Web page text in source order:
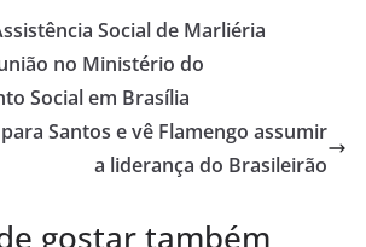
Social de Marliéria
no Ministério do
Social em Brasília
Santos e vê Flamengo assumir
a liderança do Brasileirão
gostar também